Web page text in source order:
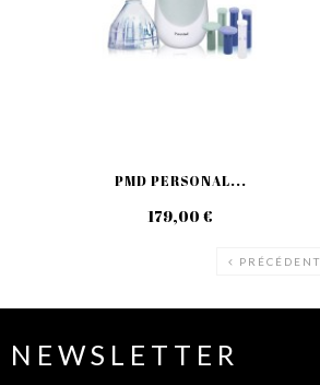
PMD PERSONAL...
179,00 €
PRÉCÉDENT
NEWSLETTER